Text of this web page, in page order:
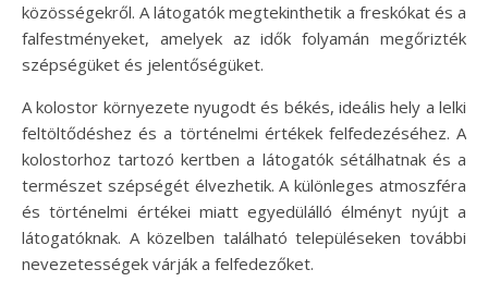
közösségekről. A látogatók megtekinthetik a freskókat és a
falfestményeket, amelyek az idők folyamán megőrizték
szépségüket és jelentőségüket.
A kolostor környezete nyugodt és békés, ideális hely a lelki
feltöltődéshez és a történelmi értékek felfedezéséhez. A
kolostorhoz tartozó kertben a látogatók sétálhatnak és a
természet szépségét élvezhetik. A különleges atmoszféra
és történelmi értékei miatt egyedülálló élményt nyújt a
látogatóknak. A közelben található településeken további
nevezetességek várják a felfedezőket.